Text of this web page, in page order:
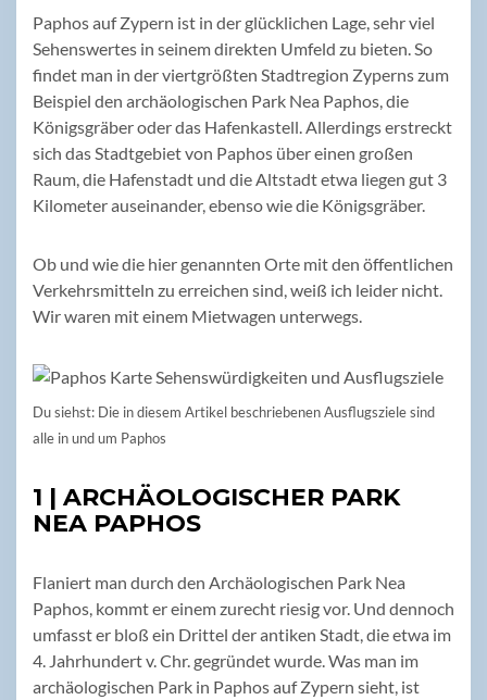
Paphos auf Zypern ist in der glücklichen Lage, sehr viel
Sehenswertes in seinem direkten Umfeld zu bieten. So
findet man in der viertgrößten Stadtregion Zyperns zum
Beispiel den archäologischen Park Nea Paphos, die
Königsgräber oder das Hafenkastell. Allerdings erstreckt
sich das Stadtgebiet von Paphos über einen großen
Raum, die Hafenstadt und die Altstadt etwa liegen gut 3
Kilometer auseinander, ebenso wie die Königsgräber.
Ob und wie die hier genannten Orte mit den öffentlichen
Verkehrsmitteln zu erreichen sind, weiß ich leider nicht.
Wir waren mit einem Mietwagen unterwegs.
Du siehst: Die in diesem Artikel beschriebenen Ausflugsziele sind
alle in und um Paphos
1 | ARCHÄOLOGISCHER PARK
NEA PAPHOS
Flaniert man durch den Archäologischen Park Nea
Paphos, kommt er einem zurecht riesig vor. Und dennoch
umfasst er bloß ein Drittel der antiken Stadt, die etwa im
4. Jahrhundert v. Chr. gegründet wurde. Was man im
archäologischen Park in Paphos auf Zypern sieht, ist